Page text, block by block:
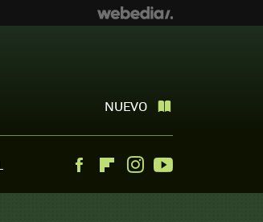
NUEVO
FacebookFlipboardInstagram